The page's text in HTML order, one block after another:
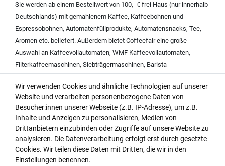
Sie werden ab einem Bestellwert von 100,- € frei Haus (nur innerhalb
Deutschlands) mit gemahlenem Kaffee, Kaffeebohnen und
Espressobohnen, Automatenfüllprodukte, Automatensnacks, Tee,
Aromen etc. beliefert. Außerdem bietet Coffeefair eine große
Auswahl an Kaffeevollautomaten, WMF Kaffeevollautomaten,
Filterkaffeemaschinen, Siebträgermaschinen, Barista
Mahlwerk,Rundfiltergeräten,Wasserfiltern,
Kaffeemaschinenreinigern ,Milchschaumreinigern,Entkalkern für
Kaffeemaschinen
Coffeefair liefert Markenprodukte u.a. von derCoffeefair
Eigenmarke, Animo,Bahlsen,Bartscher,Bartscher Kaffeemaschine,
Bravilor Bonamat ,Brita Wasserfilter,BWT water + more, Dallmayr
Dallmayr Crema d oro,Dallmayr Classic
Wir verwenden Cookies und ähnliche Technologien auf unserer
Website und verarbeiten personenbezogene Daten von
Besucher:innen unserer Webseite (z.B. IP-Adresse), um z.B.
Inhalte und Anzeigen zu personalisieren, Medien von
Drittanbietern einzubinden oder Zugriffe auf unsere Website zu
analysieren. Die Datenverarbeitung erfolgt erst durch gesetzte
Cookies. Wir teilen diese Daten mit Dritten, die wir in den
Einstellungen benennen.